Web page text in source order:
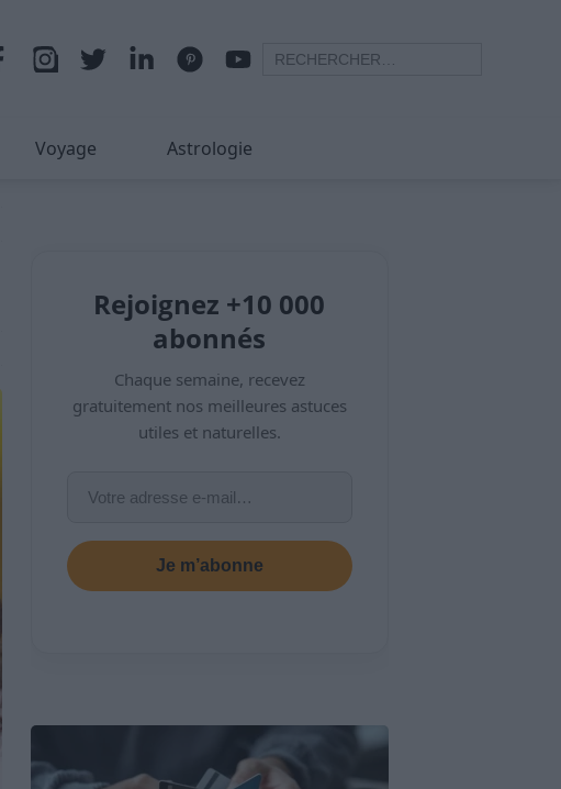
Voyage Astrologie
Rejoignez +10 000
abonnés
Chaque semaine, recevez
gratuitement nos meilleures astuces
utiles et naturelles.
Je m’abonne